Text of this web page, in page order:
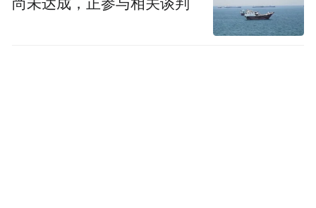
尚未达成，正参与相关谈判